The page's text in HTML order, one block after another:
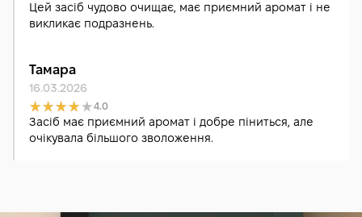
Цей засіб чудово очищає, має приємний аромат і не
викликає подразнень.
Тамара
16.03.2026
4.0
Засіб має приємний аромат і добре піниться, але
очікувала більшого зволоження.